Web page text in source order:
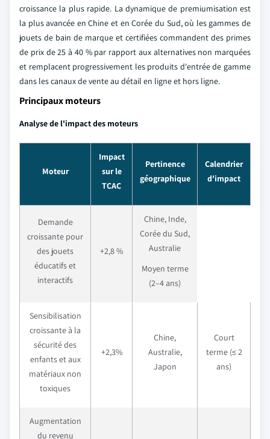
croissance la plus rapide. La dynamique de premiumisation est
la plus avancée en Chine et en Corée du Sud, où les gammes de
jouets de bain de marque et certifiées commandent des primes
de prix de 25 à 40 % par rapport aux alternatives non marquées
et remplacent progressivement les produits d'entrée de gamme
dans les canaux de vente au détail en ligne et hors ligne.
Principaux moteurs
Analyse de l'impact des moteurs
Moteur
Impact
sur le
TCAC
Pertinence
géographique
Calendrier
d'impact
Demande
croissante pour
des jouets
éducatifs et
interactifs
+2,8 %
Chine, Inde,
Corée du Sud,
Australie
Moyen terme
(2–4 ans)
Sensibilisation
croissante à la
sécurité des
enfants et aux
matériaux non
toxiques
+2,3%
Chine,
Australie,
Japon
Court
terme (≤ 2
ans)
Augmentation
du revenu